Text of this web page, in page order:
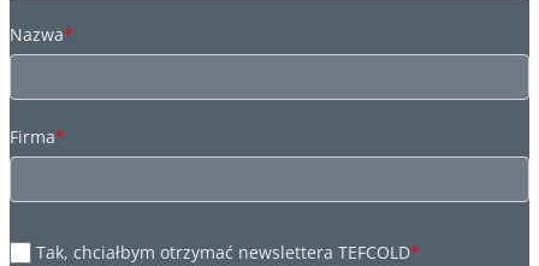
Nazwa*
Firma*
Tak, chciałbym otrzymać newslettera TEFCOLD*